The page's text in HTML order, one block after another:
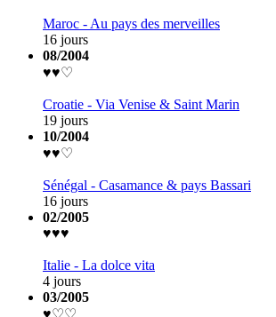
Maroc - Au pays des merveilles
16 jours
08/2004
♥♥♡
Croatie - Via Venise & Saint Marin
19 jours
10/2004
♥♥♡
Sénégal - Casamance & pays Bassari
16 jours
02/2005
♥♥♥
Italie - La dolce vita
4 jours
03/2005
♥♡♡